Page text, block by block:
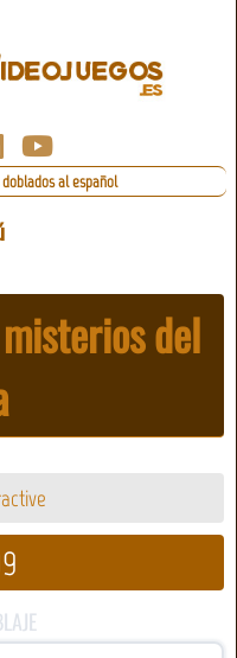
al español
del